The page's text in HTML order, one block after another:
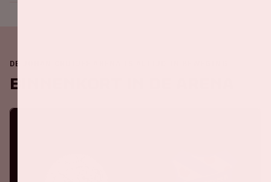
DE JOHAN CRUIJFF ARENA IS ALTIJD IN BEWEGING
Binnenkort in de ArenA